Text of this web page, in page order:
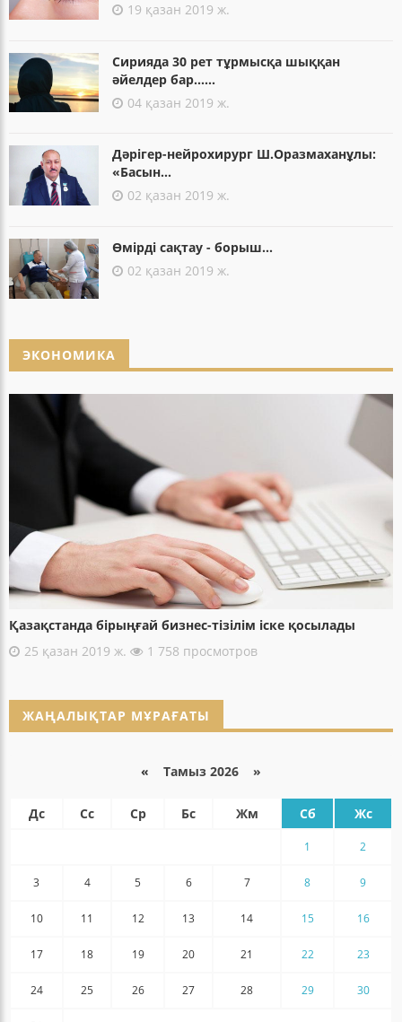
19 қазан 2019 ж.
Сирияда 30 рет тұрмысқа шыққан
әйелдер бар......
04 қазан 2019 ж.
Дәрігер-нейрохирург Ш.Оразмаханұлы:
«Басын...
02 қазан 2019 ж.
Өмірді сақтау - борыш...
02 қазан 2019 ж.
ЭКОНОМИКА
Қазақстанда бірыңғай бизнес-тізілім іске қосылады
25 қазан 2019 ж.
1 758 просмотров
ЖАҢАЛЫҚТАР МҰРАҒАТЫ
« Тамыз 2026 »
Дс Сс Ср Бс Жм Сб Жс
1 2
3 4 5 6 7 8 9
10 11 12 13 14 15 16
17 18 19 20 21 22 23
24 25 26 27 28 29 30